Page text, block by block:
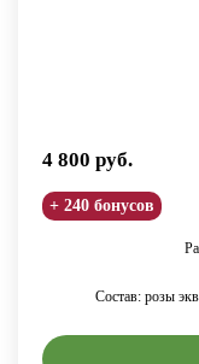
4 800 руб.
+ 240 бонусов
Состав: розы